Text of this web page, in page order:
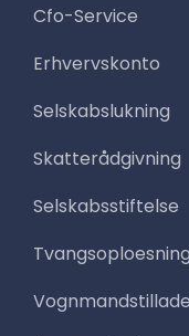
Cfo-Service
Erhvervskonto
Selskabslukning
Skatterådgivning
Selskabsstiftelse
Tvangsoploesning